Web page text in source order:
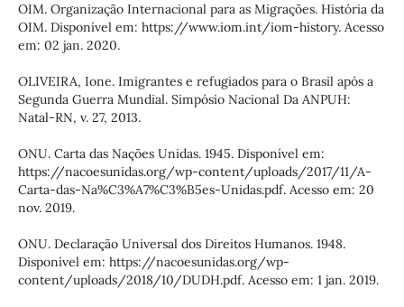
OIM. Organização Internacional para as Migrações. História da
OIM. Disponível em: https://www.iom.int/iom-history. Acesso
em: 02 jan. 2020.
OLIVEIRA, Ione. Imigrantes e refugiados para o Brasil após a
Segunda Guerra Mundial. Simpósio Nacional Da ANPUH:
Natal-RN, v. 27, 2013.
ONU. Carta das Nações Unidas. 1945. Disponível em:
https://nacoesunidas.org/wp-content/uploads/2017/11/A-
Carta-das-Na%C3%A7%C3%B5es-Unidas.pdf. Acesso em: 20
nov. 2019.
ONU. Declaração Universal dos Direitos Humanos. 1948.
Disponível em: https://nacoesunidas.org/wp-
content/uploads/2018/10/DUDH.pdf. Acesso em: 1 jan. 2019.